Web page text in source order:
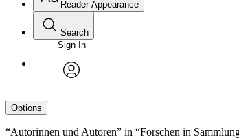
Reader Appearance
Search
Sign In
Options
“Autorinnen und Autoren” in “Forschen in